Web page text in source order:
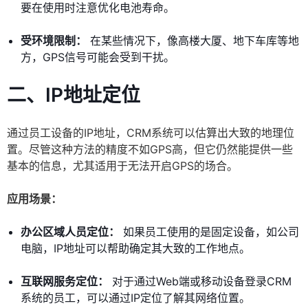
要在使用时注意优化电池寿命。
受环境限制：
在某些情况下，像高楼大厦、地下车库等地
方，GPS信号可能会受到干扰。
二、IP地址定位
通过员工设备的IP地址，CRM系统可以估算出大致的地理位
置。尽管这种方法的精度不如GPS高，但它仍然能提供一些
基本的信息，尤其适用于无法开启GPS的场合。
应用场景：
办公区域人员定位：
如果员工使用的是固定设备，如公司
电脑，IP地址可以帮助确定其大致的工作地点。
互联网服务定位：
对于通过Web端或移动设备登录CRM
系统的员工，可以通过IP定位了解其网络位置。